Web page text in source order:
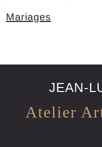
Mariages
JEAN-
Atelier